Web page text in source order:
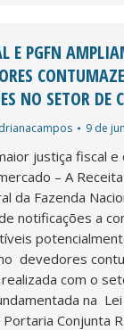
E PGFN
NO SETOR DE
9 de
justiça fiscal e
– A
da Fazenda
notificações a
devedores
com o
na
Conjunta